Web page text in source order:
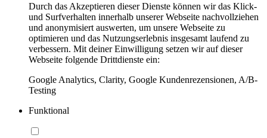
Durch das Akzeptieren dieser Dienste können wir das Klick-
und Surfverhalten innerhalb unserer Webseite nachvollziehen
und anonymisiert auswerten, um unsere Webseite zu
optimieren und das Nutzungserlebnis insgesamt laufend zu
verbessern. Mit deiner Einwilligung setzen wir auf dieser
Webseite folgende Drittdienste ein:
Google Analytics, Clarity, Google Kundenrezensionen, A/B-
Testing
Funktional